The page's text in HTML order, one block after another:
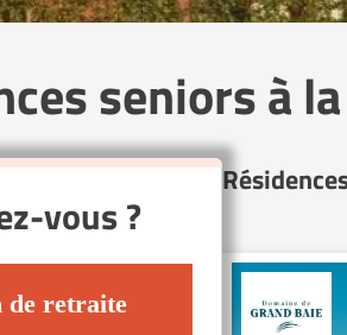
seniors à
vous ?
de retraite